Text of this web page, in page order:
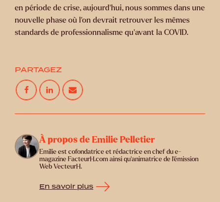
en période de crise, aujourd’hui, nous sommes dans une
nouvelle phase où l’on devrait retrouver les mêmes
standards de professionnalisme qu’avant la COVID.
PARTAGEZ
À propos de Emilie Pelletier
Emilie est cofondatrice et rédactrice en chef du e-
magazine FacteurH.com ainsi qu'animatrice de l'émission
Web VecteurH.
En savoir plus